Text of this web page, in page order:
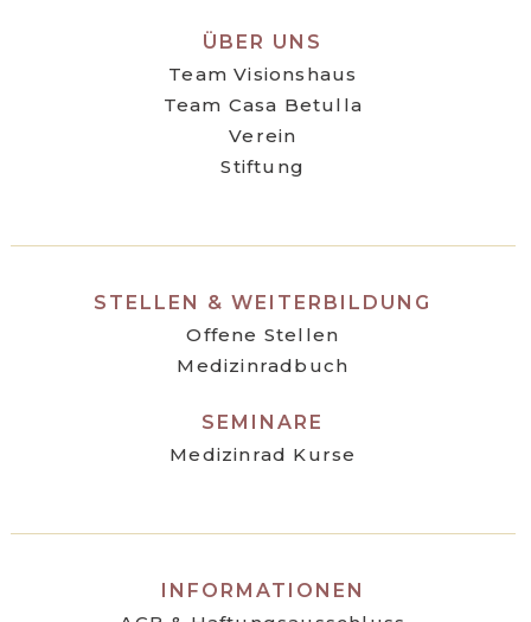
ÜBER UNS
Team Visionshaus
Team Casa Betulla
Verein
Stiftung
STELLEN & WEITERBILDUNG
Offene Stellen
Medizinradbuch
SEMINARE
Medizinrad Kurse
INFORMATIONEN